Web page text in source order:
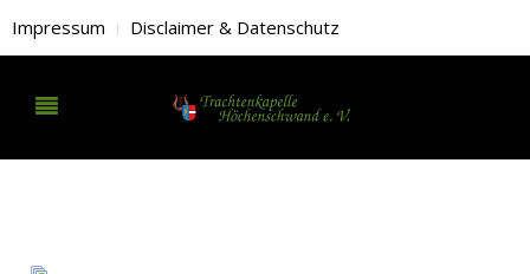
Impressum Disclaimer & Datenschutz